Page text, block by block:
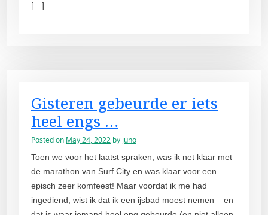
[…]
Gisteren gebeurde er iets
heel engs …
Posted on May 24, 2022 by juno
Toen we voor het laatst spraken, was ik net klaar met
de marathon van Surf City en was klaar voor een
episch zeer komfeest! Maar voordat ik me had
ingediend, wist ik dat ik een ijsbad moest nemen – en